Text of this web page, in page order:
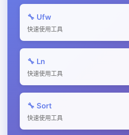
🔧 Ufw
快速使用工具
🔧 Ln
快速使用工具
🔧 Sort
快速使用工具